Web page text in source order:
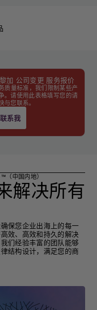
加 公司变更 服务报价
质量标准，我们限制某些产
。请使用此表格填写您的请
您联系。
系我
（中国内地）
解决所有
保您企业出海上的每一
效、高效和持久的解决
们经验丰富的团队能够
结构设计，满足您的商